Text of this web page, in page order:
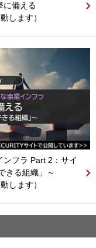
に備える
します）
ンフラ Part 2：サイ
きる組織」～
します）